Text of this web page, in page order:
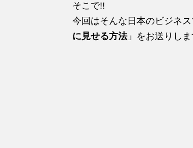
そこで!!
今回はそんな日本のビジネ
に見せる方法」をお送りしま